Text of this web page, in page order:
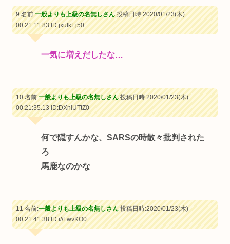
9 名前:一般よりも上級の名無しさん投稿日時:2020/01/23(木)
00:21:11.83ID:jxuIkEj50
一気に増えだしたな…
10 名前:一般よりも上級の名無しさん投稿日時:2020/01/23(木)
00:21:35.13ID:DXnlUTtZ0
何で隠すんかな、SARSの時散々批判された
ろ
馬鹿なのかな
11 名前:一般よりも上級の名無しさん投稿日時:2020/01/23(木)
00:21:41.38ID:i//LwvKO0